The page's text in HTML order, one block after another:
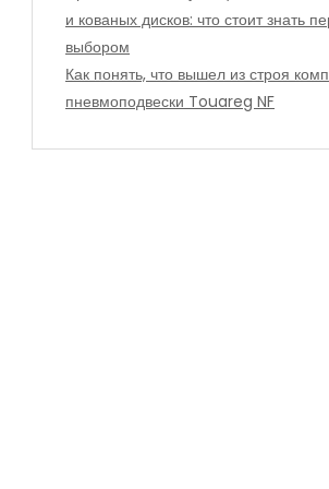
и кованых дисков: что стоит знать
выбором
Как понять, что вышел из строя
пневмоподвески Touareg NF